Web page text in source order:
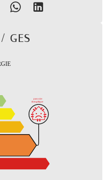
GES